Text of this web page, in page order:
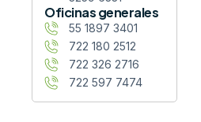
Oficinas generales
55 1897 3401
722 180 2512
722 326 2716
722 597 7474